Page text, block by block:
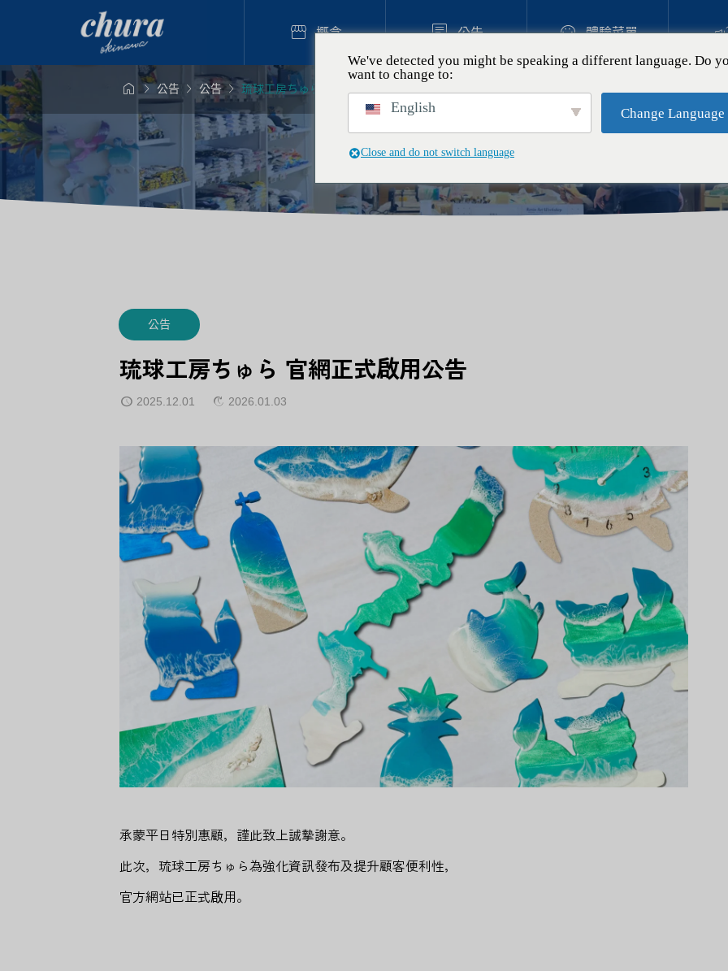
 概念  公告  體驗菜單
獨一無二！
蠟燭體驗
樹脂藝術體驗
情侶・夫妻超人氣｜沖繩樹脂藝術體
驗 製作「坐姿獅子像」
2025.12.11

公告  公告 琉球工房ちゅら 官網正式啟用公告
公告
琉球工房ちゅら 官網正式啟用公告
2025.12.01 2026.01.03
承蒙平日特別惠顧，謹此致上誠摯謝意。
此次，琉球工房ちゅら為強化資訊發布及提升顧客便利性，
官方網站已正式啟用。
We've detected you might be speaking a different language. Do
want to change to:
English Change Language
Close and do not switch language